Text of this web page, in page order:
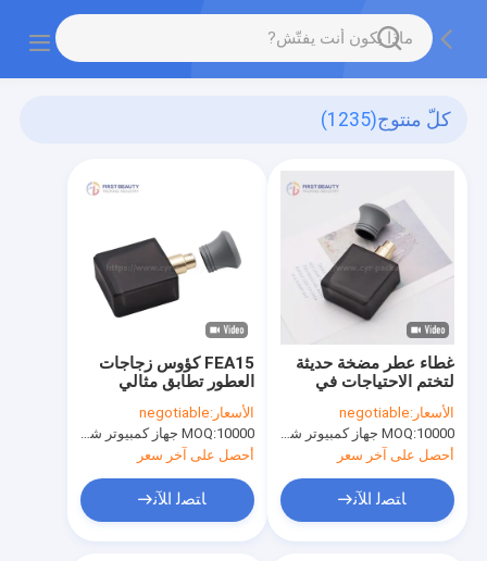
كلّ منتوج(1235)
FEA15 كؤوس زجاجات
العطور تطابق مثالي
رذاذ العطور
الأسعار:negotiable
MOQ:10000 جهاز كمبيوتر شخصى
أحصل على آخر سعر
ﺎﺘﺼﻟ ﺍﻶﻧ
غطاء عطر مضخة حديثة
لتختم الاحتياجات في
النمط الحديث
الأسعار:negotiable
MOQ:10000 جهاز كمبيوتر شخصى
أحصل على آخر سعر
ﺎﺘﺼﻟ ﺍﻶﻧ